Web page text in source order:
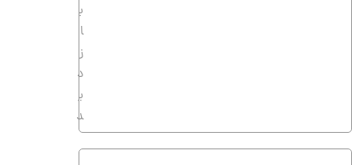
ب
ا
ز
د
ی
د